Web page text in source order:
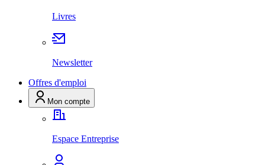
Livres
Newsletter
Offres d'emploi
Mon compte
Espace Entreprise